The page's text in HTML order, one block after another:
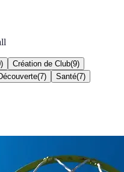
) Création de Club(9)
(7) Santé(7)